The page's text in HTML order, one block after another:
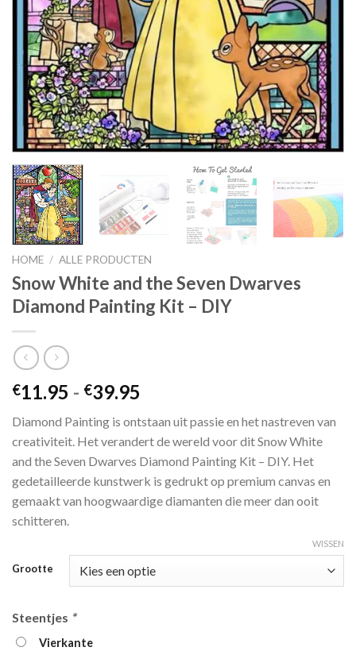
HOME / ALLE PRODUCTEN
Snow White and the Seven Dwarves
Diamond Painting Kit – DIY
€11.95 - €39.95
tot
€39.95
Diamond Painting is ontstaan ​​uit passie en het nastreven van
creativiteit. Het verandert de wereld voor dit Snow White
and the Seven Dwarves Diamond Painting Kit – DIY. Het
gedetailleerde kunstwerk is gedrukt op premium canvas en
gemaakt van hoogwaardige diamanten die meer dan ooit
schitteren.
Grootte
WISSEN
Steentjes *
Vierkante